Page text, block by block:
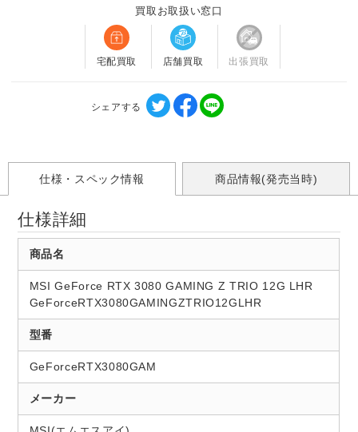
買取お取扱い窓口
宅配買取 店舗買取 出張買取
シェアする
仕様・スペック情報 商品情報(発売当時)
仕様詳細
商品名
MSI GeForce RTX 3080 GAMING Z TRIO 12G LHR
GeForceRTX3080GAMINGZTRIO12GLHR
型番
GeForceRTX3080GAM
メーカー